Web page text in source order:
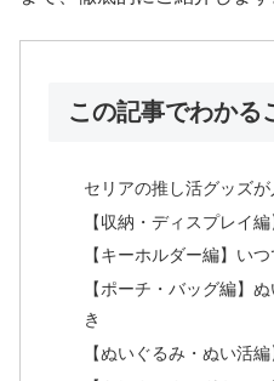
この記事でわか
セリアの推し活グッズ
【収納・ディスプレイ
【キーホルダー編】い
【ポーチ・バッグ編】
き
【ぬいぐるみ・ぬい活